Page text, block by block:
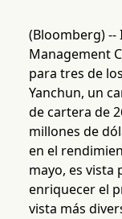
(Bloomberg) --
Management
para tres de
Yanchun, un
de cartera de
millones de
en el
mayo, es
enriquecer el
vista más